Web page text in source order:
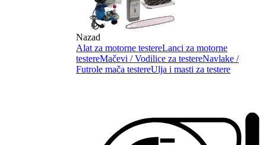
Nazad
Alat za motorne testereLanci za motorne
testereMačevi / Vodilice za testereNavlake /
Futrole mača testereUlja i masti za testere